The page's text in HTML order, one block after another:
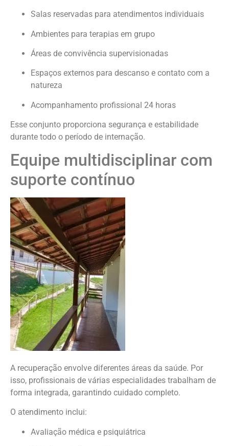
Salas reservadas para atendimentos individuais
Ambientes para terapias em grupo
Áreas de convivência supervisionadas
Espaços externos para descanso e contato com a
natureza
Acompanhamento profissional 24 horas
Esse conjunto proporciona segurança e estabilidade
durante todo o período de internação.
Equipe multidisciplinar com
suporte contínuo
A recuperação envolve diferentes áreas da saúde. Por
isso, profissionais de várias especialidades trabalham de
forma integrada, garantindo cuidado completo.
O atendimento inclui:
Avaliação médica e psiquiátrica